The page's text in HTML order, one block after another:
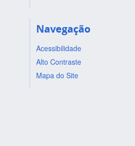
Navegação
Acessibilidade
Alto Contraste
Mapa do Site